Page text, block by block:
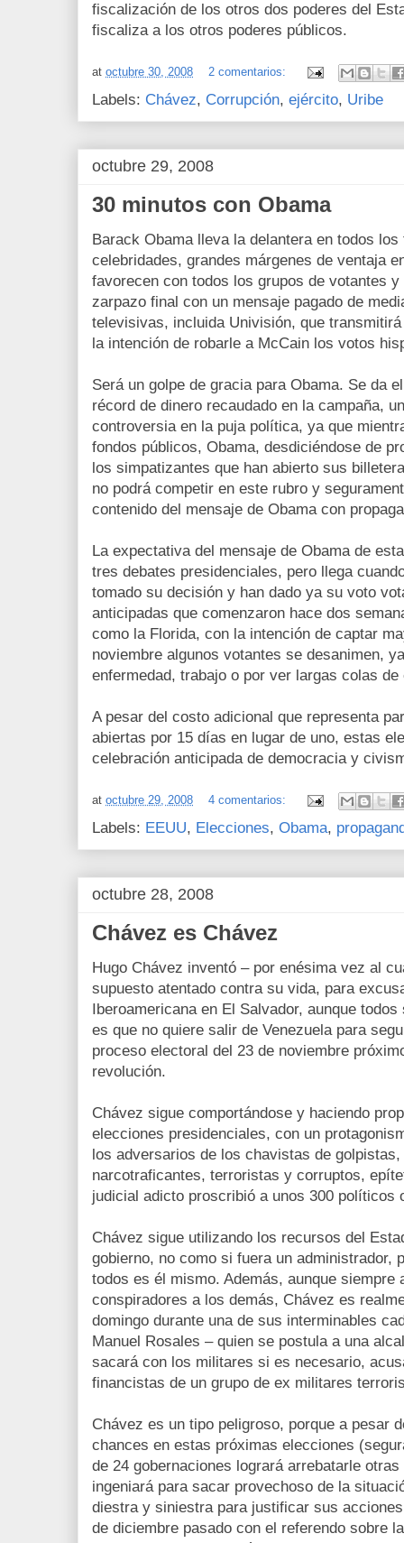
fiscalización de los otros dos poderes del
fiscaliza a los otros poderes públicos.
at octubre 30, 2008 2 comentarios:
Labels: Chávez, Corrupción, ejército, Uribe
octubre 29, 2008
30 minutos con Obama
Barack Obama lleva la delantera en todos
celebridades, grandes márgenes de ventaja
favorecen con todos los grupos de votantes
zarpazo final con un mensaje pagado de
televisivas, incluida Univisión, que
la intención de robarle a McCain los votos
Será un golpe de gracia para Obama. Se da
récord de dinero recaudado en la campaña,
controversia en la puja política, ya que
fondos públicos, Obama, desdiciéndose de
los simpatizantes que han abierto sus
no podrá competir en este rubro y
contenido del mensaje de Obama con
La expectativa del mensaje de Obama de
tres debates presidenciales, pero llega
tomado su decisión y han dado ya su voto
anticipadas que comenzaron hace dos
como la Florida, con la intención de captar
noviembre algunos votantes se desanimen,
enfermedad, trabajo o por ver largas colas de
A pesar del costo adicional que representa
abiertas por 15 días en lugar de uno, estas
celebración anticipada de democracia y
at octubre 29, 2008 4 comentarios:
Labels: EEUU, Elecciones, Obama,
octubre 28, 2008
Chávez es Chávez
Hugo Chávez inventó – por enésima vez al
supuesto atentado contra su vida, para
Iberoamericana en El Salvador, aunque
es que no quiere salir de Venezuela para
proceso electoral del 23 de noviembre
revolución.
Chávez sigue comportándose y haciendo
elecciones presidenciales, con un
los adversarios de los chavistas de
narcotraficantes, terroristas y corruptos,
judicial adicto proscribió a unos 300 políticos
Chávez sigue utilizando los recursos del
gobierno, no como si fuera un administrador,
todos es él mismo. Además, aunque siempre
conspiradores a los demás, Chávez es
domingo durante una de sus interminables
Manuel Rosales – quien se postula a una
sacará con los militares si es necesario,
financistas de un grupo de ex militares
Chávez es un tipo peligroso, porque a pesar
chances en estas próximas elecciones
de 24 gobernaciones logrará arrebatarle
ingeniará para sacar provechoso de la
diestra y siniestra para justificar sus
de diciembre pasado con el referendo sobre